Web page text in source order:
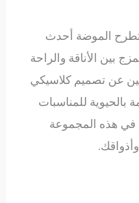
فصل الصيف 2024، تطرح الموضة أحدث
بين الأناقة والراحة
عن تصميم كلاسيكي
بالحيوية للمناسبات
في هذه المجموعة